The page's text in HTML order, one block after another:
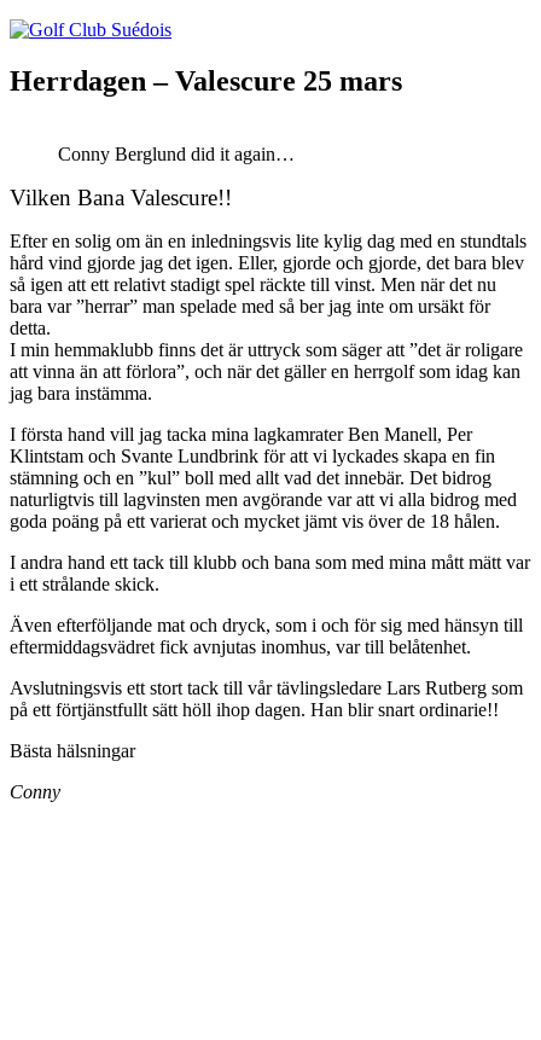
Herrdagen – Valescure 25 mars
Conny Berglund did it again…
Vilken Bana Valescure!!
Efter en solig om än en inledningsvis lite kylig dag med en stundtals
hård vind gjorde jag det igen. Eller, gjorde och gjorde, det bara blev
så igen att ett relativt stadigt spel räckte till vinst. Men när det nu
bara var ”herrar” man spelade med så ber jag inte om ursäkt för
detta.
I min hemmaklubb finns det är uttryck som säger att ”det är roligare
att vinna än att förlora”, och när det gäller en herrgolf som idag kan
jag bara instämma.
I första hand vill jag tacka mina lagkamrater Ben Manell, Per
Klintstam och Svante Lundbrink för att vi lyckades skapa en fin
stämning och en ”kul” boll med allt vad det innebär. Det bidrog
naturligtvis till lagvinsten men avgörande var att vi alla bidrog med
goda poäng på ett varierat och mycket jämt vis över de 18 hålen.
I andra hand ett tack till klubb och bana som med mina mått mätt var
i ett strålande skick.
Även efterföljande mat och dryck, som i och för sig med hänsyn till
eftermiddagsvädret fick avnjutas inomhus, var till belåtenhet.
Avslutningsvis ett stort tack till vår tävlingsledare Lars Rutberg som
på ett förtjänstfullt sätt höll ihop dagen. Han blir snart ordinarie!!
Bästa hälsningar
Conny